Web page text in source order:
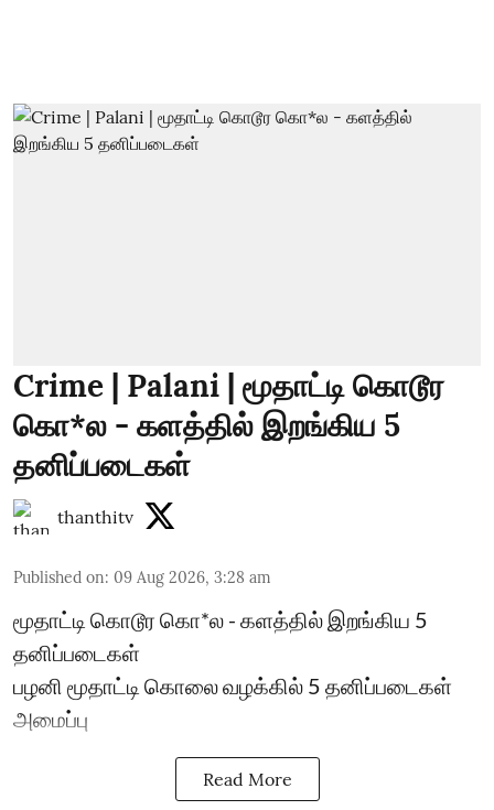
Crime | Palani | மூதாட்டி கொடூர
கொ*ல - களத்தில் இறங்கிய 5
தனிப்படைகள்
thanthitv
Published on: 09 Aug 2026, 3:28 am
மூதாட்டி கொடூர கொ*ல - களத்தில் இறங்கிய 5
தனிப்படைகள்
பழனி மூதாட்டி கொலை வழக்கில் 5 தனிப்படைகள்
அமைப்பு
Read More